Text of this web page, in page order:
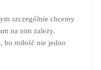
szczególnie chcemy
na nim zależy.
miłość nie jedno